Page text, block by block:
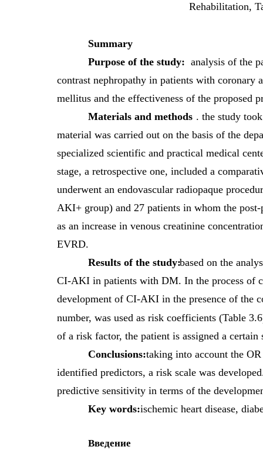
Rehabilitation,
Summary
Purpose of the study: analysis of the
contrast nephropathy in patients with coronary
mellitus and the effectiveness of the proposed
Materials and methods . the study
material was carried out on the basis of the
specialized scientific and practical medical
stage, a retrospective one, included a
underwent an endovascular radiopaque
AKI+ group) and 27 patients in whom the
as an increase in venous creatinine
EVRD.
Results of the study:based on the
CI-AKI in patients with DM. In the process of
development of CI-AKI in the presence of the
number, was used as risk coefficients (Table
of a risk factor, the patient is assigned a
Conclusions:taking into account the
identified predictors, a risk scale was
predictive sensitivity in terms of the
Key words:ischemic heart disease,
Введение